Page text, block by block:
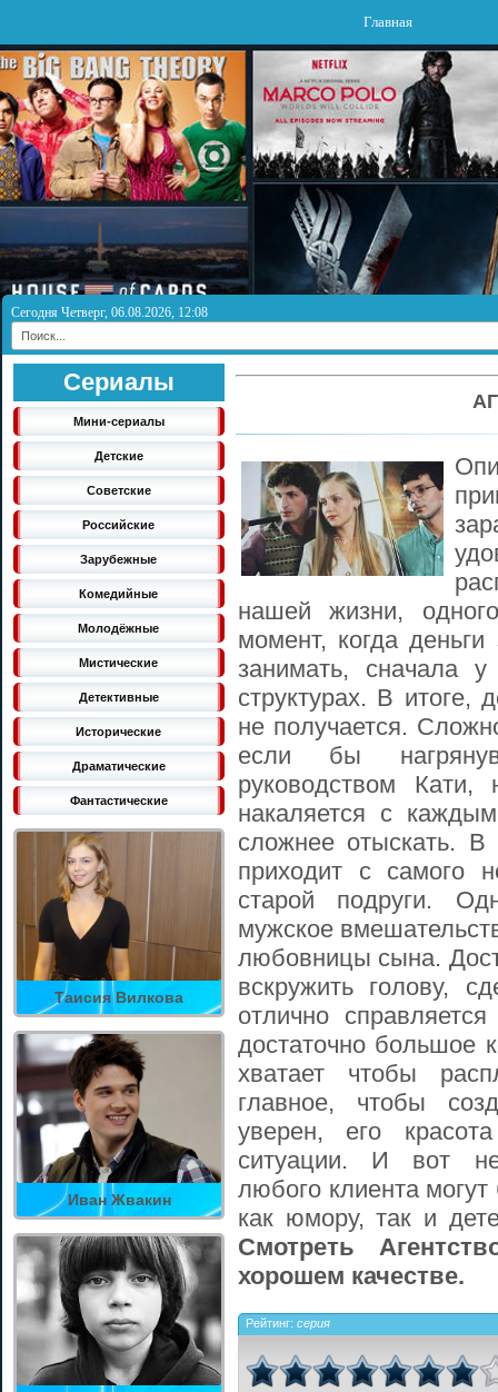
Главная
Сегодня Четверг, 06.08.2026, 12:08
Сериалы
Мини-сериалы
Детские
Советские
Российские
Зарубежные
Комедийные
Молодёжные
Мистические
Детективные
Исторические
Драматические
Фантастические
Таисия Вилкова
Иван Жвакин
нашей жизни,
момент, когда
занимать, сначала
структурах. В итоге,
не получается.
если бы
руководством
накаляется с
сложнее отыскать.
приходит с самого
старой подруги.
мужское
любовницы сына.
вскружить голову,
отлично
достаточно большое
хватает чтобы
главное, чтобы
уверен, его
ситуации. И вот
любого клиента
как юмору, так и
Смотреть
хорошем качестве.
Рейтинг: серия